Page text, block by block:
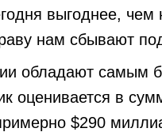
выгоднее,
нам сбывают
обладают самым
оценивается в
$290